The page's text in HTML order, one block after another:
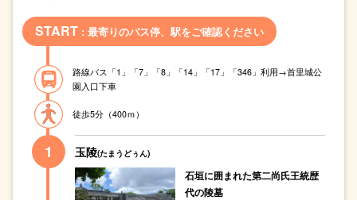
START : 最寄りのバス停、駅をご確認ください
路線バス「1」「7」「8」「14」「17」「346」利用→首里城公
園入口下車
徒歩5分（400ｍ）
玉陵(たまうどぅん)
石垣に囲まれた第二尚氏王統歴
代の陵墓